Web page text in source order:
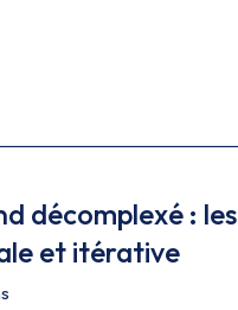
décomplexé : les
et itérative